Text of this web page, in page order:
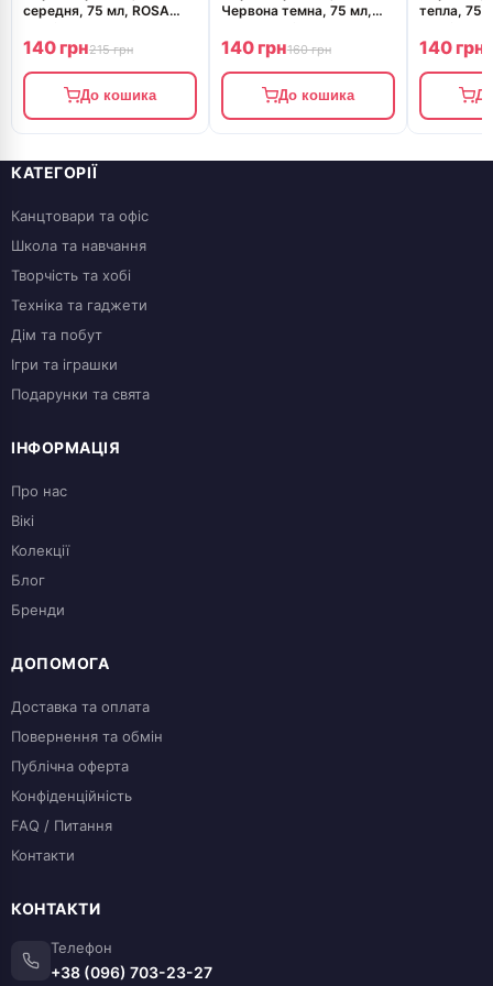
середня, 75 мл, ROSA
140 грн215 грн
До кошика
Червона темна, 75 мл,
140 грн160 грн
До кошика
тепла, 75
140 грн
КАТЕГОРІЇ
Канцтовари та офіс
Школа та навчання
Творчість та хобі
Техніка та гаджети
Дім та побут
Ігри та іграшки
Подарунки та свята
ІНФОРМАЦІЯ
Про нас
Вікі
Колекції
Блог
Бренди
ДОПОМОГА
Доставка та оплата
Повернення та обмін
Публічна оферта
Конфіденційність
FAQ / Питання
Контакти
КОНТАКТИ
Телефон
+38 (096) 703-23-27